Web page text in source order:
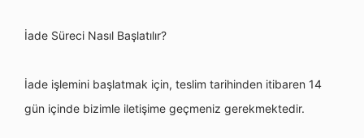
İade Süreci Nasıl Başlatılır?
İade işlemini başlatmak için, teslim tarihinden itibaren 14
gün içinde bizimle iletişime geçmeniz gerekmektedir.